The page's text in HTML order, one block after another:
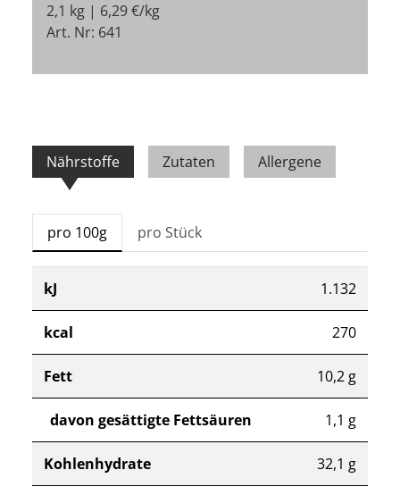
2,1 kg | 6,29 €/kg
Art. Nr: 641
Nährstoffe Zutaten Allergene
pro 100g pro Stück
kJ 1.132
kcal 270
Fett 10,2 g
davon gesättigte Fettsäuren 1,1 g
Kohlenhydrate 32,1 g